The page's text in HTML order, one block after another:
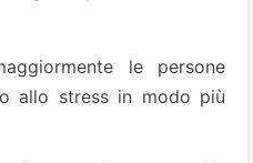
le persone
allo stress in modo più